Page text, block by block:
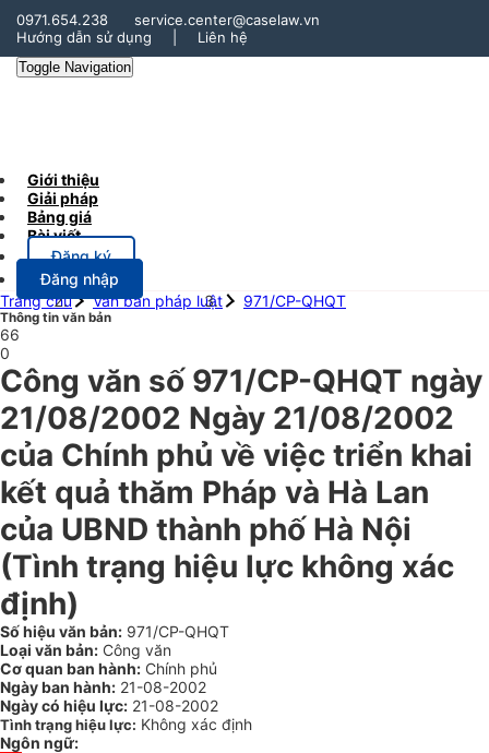
0971.654.238
service.center@caselaw.vn
Hướng dẫn sử dụng
Liên hệ
Toggle Navigation
Giới thiệu
Giải pháp
Bảng giá
Bài viết
Đăng ký
Đăng nhập
Trang chủ
Văn bản pháp luật 971/CP-QHQT
Thông tin văn bản
66
0
Công văn số 971/CP-QHQT ngày
21/08/2002 Ngày 21/08/2002
của Chính phủ về việc triển khai
kết quả thăm Pháp và Hà Lan
của UBND thành phố Hà Nội
(Tình trạng hiệu lực không xác
định)
Số hiệu văn bản: 971/CP-QHQT
Loại văn bản: Công văn
Cơ quan ban hành: Chính phủ
Ngày ban hành: 21-08-2002
Ngày có hiệu lực: 21-08-2002
Tình trạng hiệu lực: Không xác định
Ngôn ngữ: